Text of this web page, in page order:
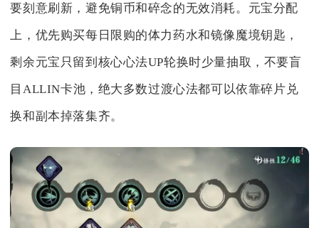
要刻意刷新，避免铜币和碎念的无效消耗。元宝分配
上，优先购买每日限购的体力药水和镜像魔境钥匙，
剩余元宝只留到核心心法UP轮换时少量抽取，不要盲
目ALLIN卡池，绝大多数过渡心法都可以依靠碎片兑
换和副本掉落集齐。